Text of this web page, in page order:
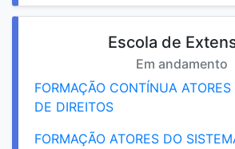
Escola de
Em andamento
FORMAÇÃO CONTÍNUA
DE DIREITOS
FORMAÇÃO ATORES DO